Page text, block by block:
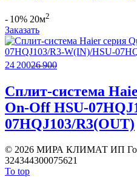
- 10% 20м2
Заказать
24 20026 900
Сплит-система
On-Off HSU-
07HQJ103/R3(OUT)
© 2026 МИРА КЛИМАТ ИП
324344300075621
To top